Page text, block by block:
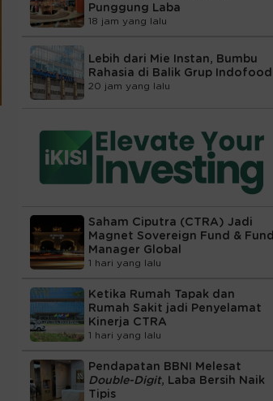
Punggung Laba
18 jam yang lalu
Lebih dari Mie Instan, Bumbu
Rahasia di Balik Grup Indofood
20 jam yang lalu
Saham Ciputra (CTRA) Jadi
Magnet Sovereign Fund & Fund
Manager Global
1 hari yang lalu
Ketika Rumah Tapak dan
Rumah Sakit jadi Penyelamat
Kinerja CTRA
1 hari yang lalu
Pendapatan BBNI Melesat
Double-Digit, Laba Bersih Naik
Tipis